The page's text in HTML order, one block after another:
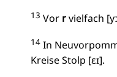
13 Vor rvielfach
14 In
Kreise Stolp [ɛɪ].